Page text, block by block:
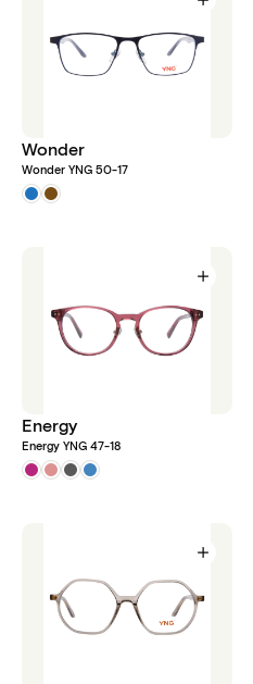
Wonder
Wonder YNG 50-17
Energy
Energy YNG 47-18